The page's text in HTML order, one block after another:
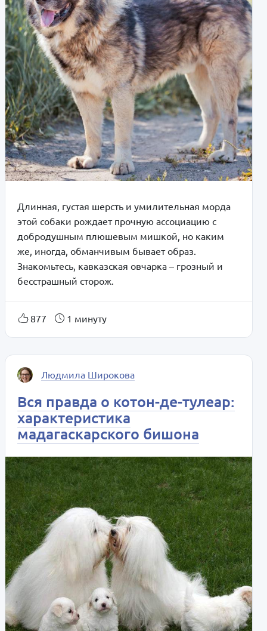
Длинная, густая шерсть и умилительная морда
этой собаки рождает прочную ассоциацию с
добродушным плюшевым мишкой, но каким
же, иногда, обманчивым бывает образ.
Знакомьтесь, кавказская овчарка – грозный и
бесстрашный сторож.
877 1 минуту
Людмила Широкова
Вся правда о котон-де-тулеар:
характеристика
мадагаскарского бишона